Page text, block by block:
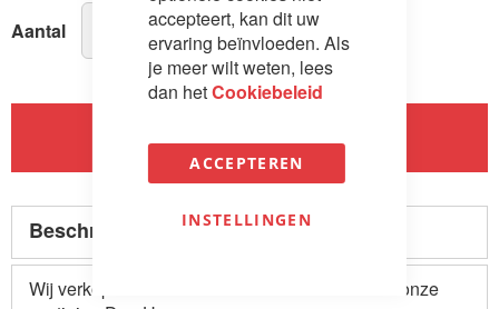
accepteert, kan dit uw
ervaring beïnvloeden. Als
je meer wilt weten, lees
dan hetCookiebeleid
ACCEPTEREN
INSTELLINGEN
Aantal
In Winkelwagen
Beschrijving
Wij verkopen dit model als showroommodel uit onze